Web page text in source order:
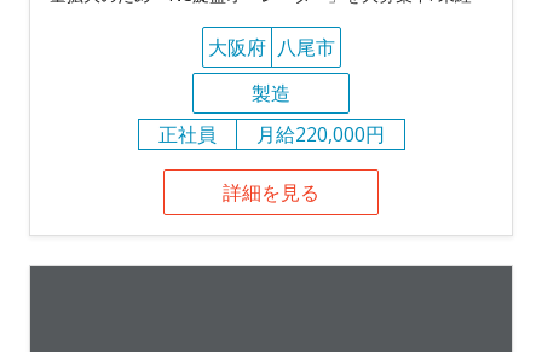
大阪府 八尾市
製造
正社員
月給220,000円
詳細を見る